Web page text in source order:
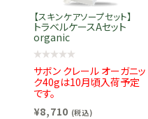
【スキンケアソープセット】
トラベルケースAセット
organic
サボン クレール オーガニッ
ク40gは10月頃入荷予定
です。
¥8,710 (税込)